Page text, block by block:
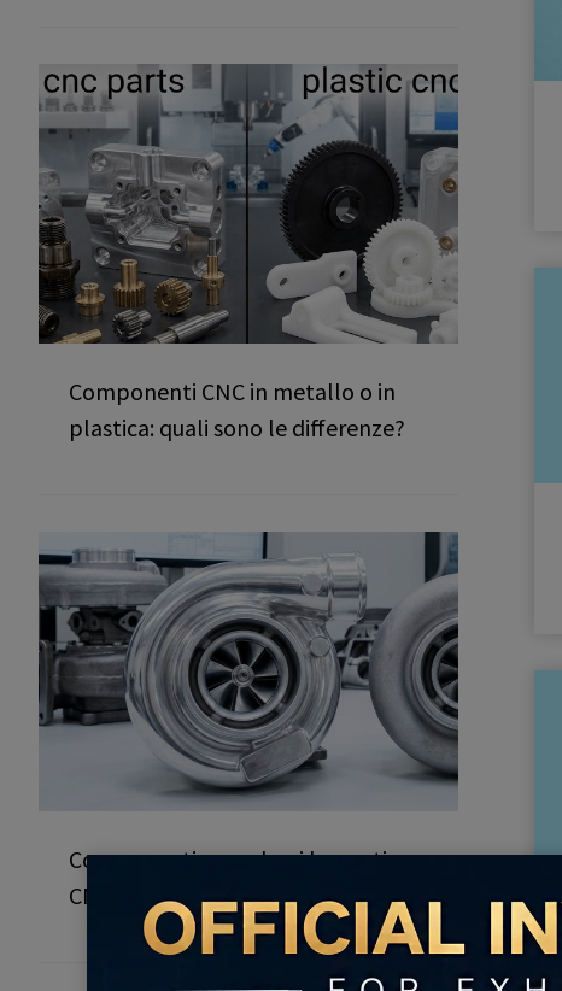
Componenti CNC in metallo o in
plastica: quali sono le differenze?
Componenti complessi lavorati a
CNC: come vengono realizzati?